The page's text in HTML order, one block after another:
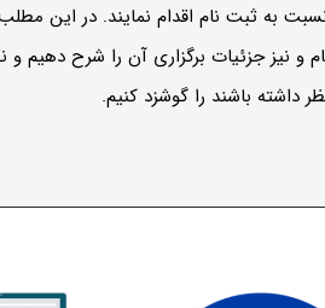
به ثبت نام اقدام نمایند. در این
99، مراحل ثبت نام و نیز جزئیات برگزاری آن را شرح
داشته باشند را گوشزد کنیم.